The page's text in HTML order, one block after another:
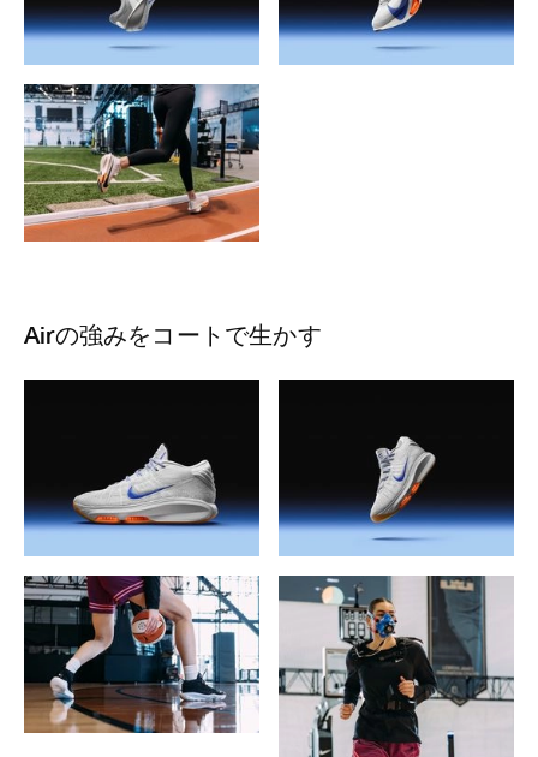
Airの強みをコートで生かす